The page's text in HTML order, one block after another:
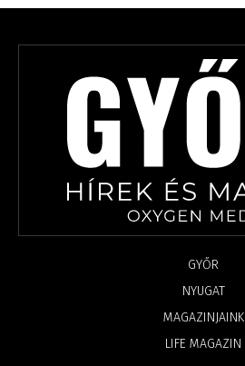
GYŐR
NYUGAT
MAGAZINJAINK
LIFE MAGAZIN